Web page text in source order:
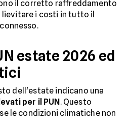
il corretto raffreddamento
i costi in tutto il
estate 2026 ed
dell'estate indicano una
per il PUN. Questo
le condizioni climatiche non